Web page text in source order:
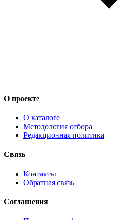
О проекте
О каталоге
Методология отбора
Редакционная политика
Связь
Контакты
Обратная связь
Соглашения